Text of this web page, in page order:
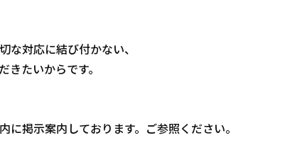
な対応に結び付かない、
きたいからです。
掲示案内しております。ご参照ください。